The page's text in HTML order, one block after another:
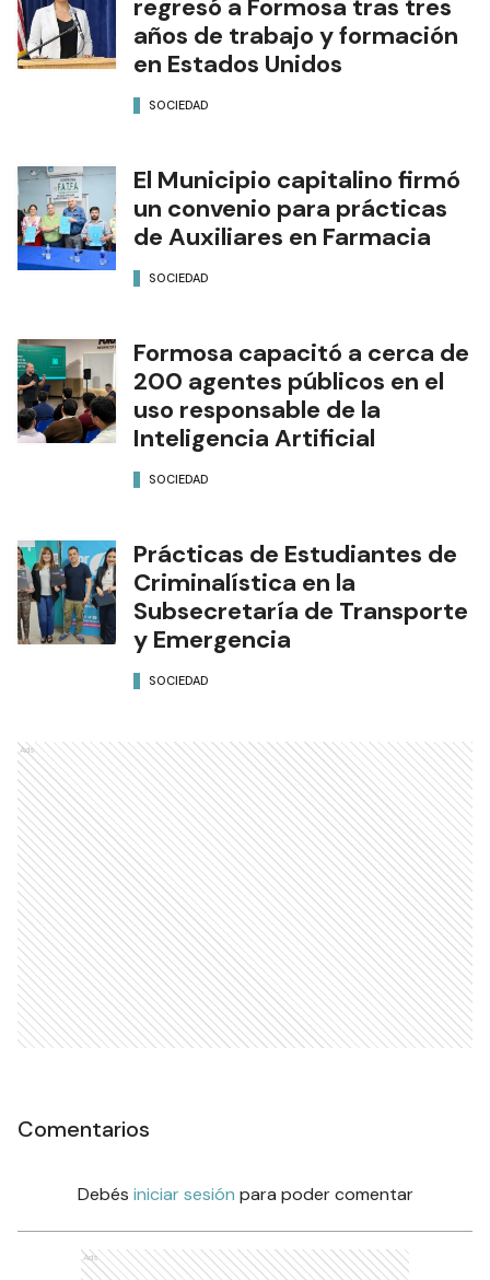
regresó a Formosa tras tres
años de trabajo y formación
en Estados Unidos
SOCIEDAD
El Municipio capitalino firmó
un convenio para prácticas
de Auxiliares en Farmacia
SOCIEDAD
Formosa capacitó a cerca de
200 agentes públicos en el
uso responsable de la
Inteligencia Artificial
SOCIEDAD
Prácticas de Estudiantes de
Criminalística en la
Subsecretaría de Transporte
y Emergencia
SOCIEDAD
Ads
Comentarios
Debés iniciar sesión para poder comentar
Ads